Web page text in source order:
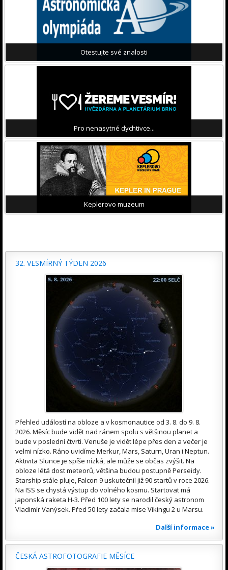
Otestujte své znalosti
Pro nenasytné dychtivce...
Keplerovo muzeum
32. VESMÍRNÝ TÝDEN 2026
Přehled událostí na obloze a v kosmonautice od 3. 8. do 9. 8.
2026. Měsíc bude vidět nad ránem spolu s většinou planet a
bude v poslední čtvrti. Venuše je vidět lépe přes den a večer je
velmi nízko. Ráno uvidíme Merkur, Mars, Saturn, Uran i Neptun.
Aktivita Slunce je spíše nízká, ale může se občas zvýšit. Na
obloze létá dost meteorů, většina budou postupně Perseidy.
Starship stále pluje, Falcon 9 uskutečnil již 90 startů v roce 2026.
Na ISS se chystá výstup do volného kosmu. Startovat má
japonská raketa H-3. Před 100 lety se narodil český astronom
Vladimír Vanýsek. Před 50 lety začala mise Vikingu 2 u Marsu.
Další informace »
ČESKÁ ASTROFOTOGRAFIE MĚSÍCE